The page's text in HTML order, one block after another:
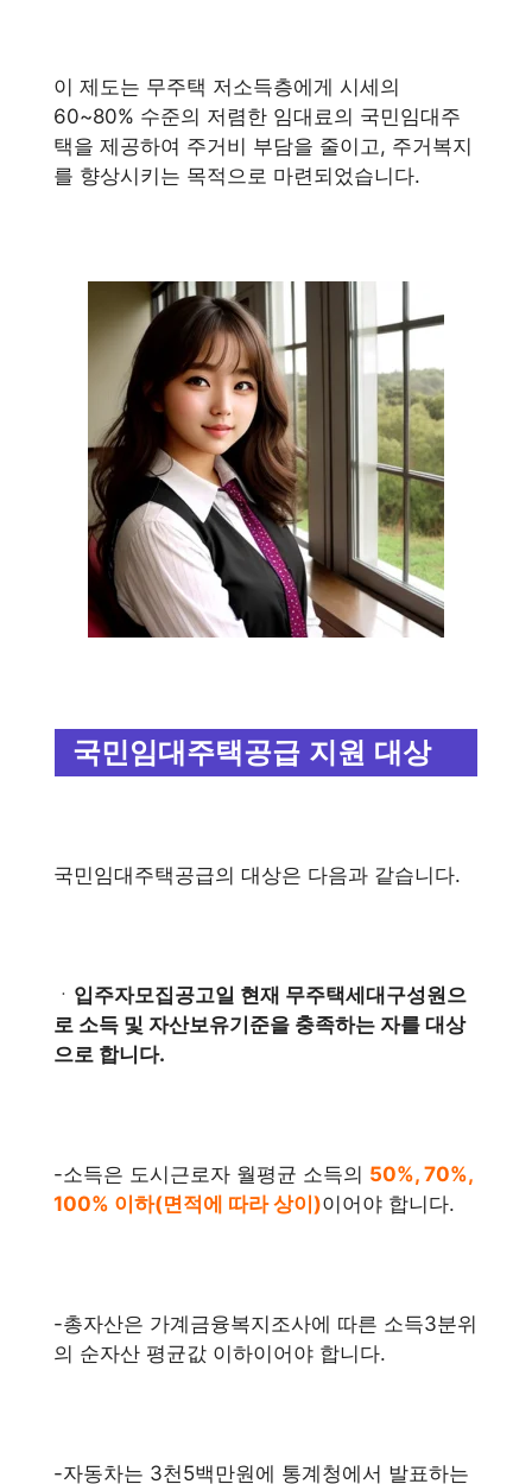
이 제도는 무주택 저소득층에게 시세의
60~80% 수준의 저렴한 임대료의 국민임대주
택을 제공하여 주거비 부담을 줄이고, 주거복지
를 향상시키는 목적으로 마련되었습니다.
국민임대주택공급 지원 대상
국민임대주택공급의 대상은 다음과 같습니다.
ㆍ 입주자모집공고일 현재 무주택세대구성원으
로 소득 및 자산보유기준을 충족하는 자를 대상
으로 합니다.
-소득은 도시근로자 월평균 소득의 50%, 70%,
100% 이하(면적에 따라 상이)이어야 합니다.
-총자산은 가계금융복지조사에 따른 소득3분위
의 순자산 평균값 이하이어야 합니다.
-자동차는 3천5백만원에 통계청에서 발표하는